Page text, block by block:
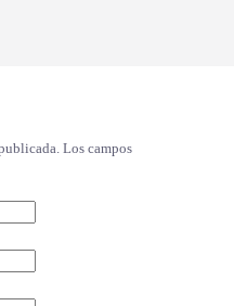
Los campos